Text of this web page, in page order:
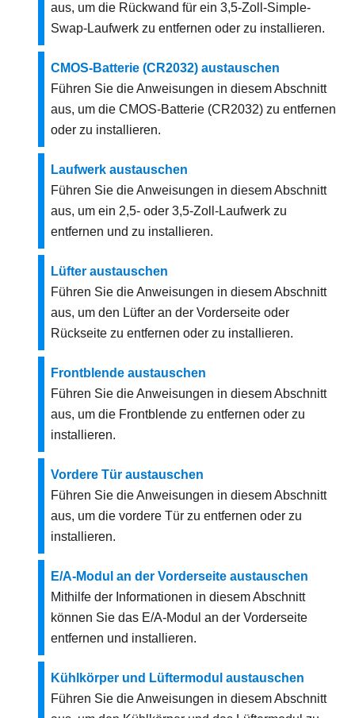
aus, um die Rückwand für ein 3,5‑Zoll-Simple-
Swap-Laufwerk zu entfernen oder zu installieren.
CMOS-Batterie (CR2032) austauschen
Führen Sie die Anweisungen in diesem Abschnitt
aus, um die CMOS-Batterie (CR2032) zu entfernen
oder zu installieren.
Laufwerk austauschen
Führen Sie die Anweisungen in diesem Abschnitt
aus, um ein 2,5‑ oder 3,5-Zoll-Laufwerk zu
entfernen und zu installieren.
Lüfter austauschen
Führen Sie die Anweisungen in diesem Abschnitt
aus, um den Lüfter an der Vorderseite oder
Rückseite zu entfernen oder zu installieren.
Frontblende austauschen
Führen Sie die Anweisungen in diesem Abschnitt
aus, um die Frontblende zu entfernen oder zu
installieren.
Vordere Tür austauschen
Führen Sie die Anweisungen in diesem Abschnitt
aus, um die vordere Tür zu entfernen oder zu
installieren.
E/A-Modul an der Vorderseite austauschen
Mithilfe der Informationen in diesem Abschnitt
können Sie das E/A-Modul an der Vorderseite
entfernen und installieren.
Kühlkörper und Lüftermodul austauschen
Führen Sie die Anweisungen in diesem Abschnitt